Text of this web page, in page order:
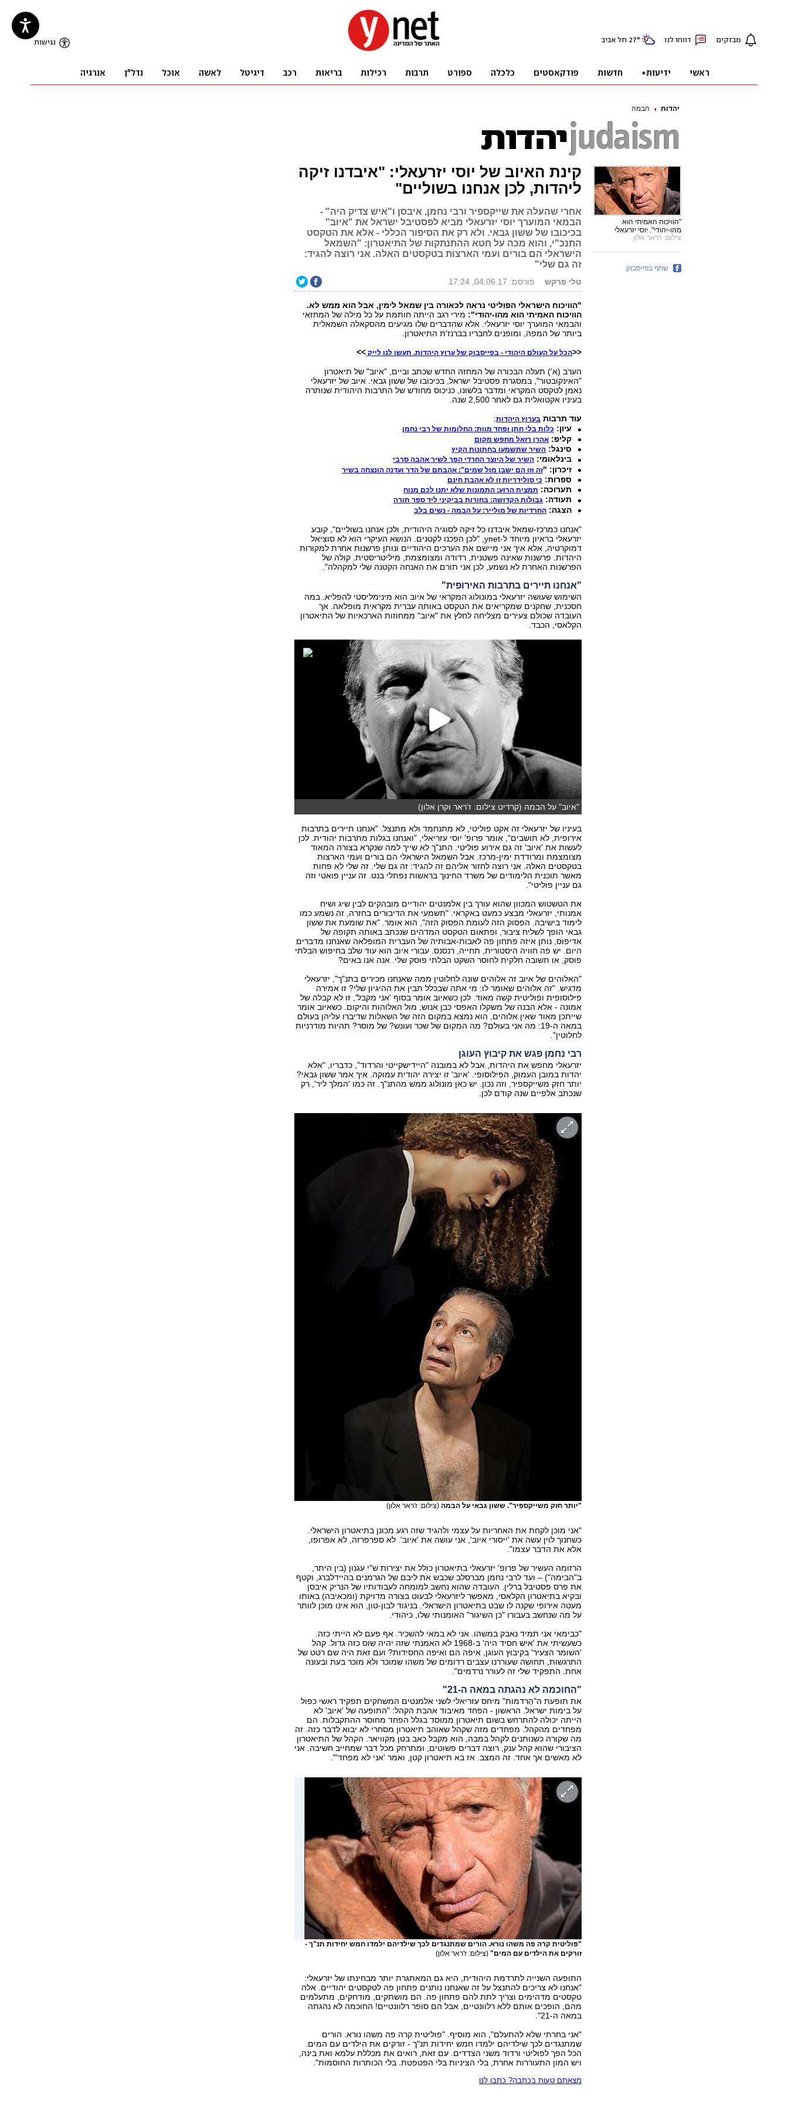
יהדות הבמה
קינת האיוב של יוסי יזרעאלי: "איבדנו זיקה
ליהדות, לכן אנחנו בשוליים"
אחרי שהעלה את שייקספיר ורבי נחמן, איבסן ו"איש צדיק היה" -
הבמאי המוערך יוסי יזרעאלי מביא לפסטיבל ישראל את "איוב"
בכיכובו של ששון גבאי. ולא רק את הסיפור הכללי - אלא את הטקסט
התנכ"י, והוא מכה על חטא ההתנתקות של התיאטרון: "השמאל
הישראלי הם בורים ועמי הארצות בטקסטים האלה. אני רוצה להגיד:
זה גם שלי"
טלי פרקש פורסם: 04.06.17, 17:24
"הוויכוח הישראלי הפוליטי נראה לכאורה בין שמאל לימין, אבל הוא ממש לא.
הוויכוח האמיתי הוא מהו-יהודי": מירי רגב הייתה חותמת על כל מילה של המחזאי
והבמאי המוערך יוסי יזרעאלי. אלא שהדברים שלו מגיעים מהסקאלה השמאלית
ביותר של המפה, ומופנים לחבריו בברנז'ת התיאטרון.
<<הכל על העולם היהודי - בפייסבוק של ערוץ היהדות. תעשו לנו לייק >>
הערב (א') תעלה הבכורה של המחזה החדש שכתב וביים, "איוב" של תיאטרון
"האינקובטור", במסגרת פסטיבל ישראל, בכיכובו של ששון גבאי. איוב של יזרעאלי
נאמן לטקסט המקראי ומדבר בלשונו, כניכוס מחודש של התרבות היהודית שנותרה
בעיניו אקטואלית גם לאחר 2,500 שנה.
עוד תרבות בערוץ היהדות:
עיון: כלות בלי חתן ופחד מוות: החלומות של רבי נחמן
קליפ: אהרן רזאל מחפש מקום
סינגל: השיר שתשמעו בחתונות הקיץ
בינלאומי: השיר של היוצר החרדי הפך לשיר אהבה סרבי
זיכרון: "זה וזו הם ישבו מול שמים": אהבתם של הדר ועדנה הונצחה בשיר
ספרות: כי סולידריות זו לא אהבת חינם
תערוכה: תמצית הרוע: התמונות שלא יתנו לכם מנוח
תעודה: גבולות הקדושה: בחורות בביקיני ליד ספר תורה
הצגה: החרדיות של מולייר: על הבמה - נשים בלב
"אנחנו כמרכז-שמאל איבדנו כל זיקה לסוגיה היהודית, ולכן אנחנו בשוליים", קובע
יזרעאלי בראיון מיוחד ל-ynet, "לכן הפכנו לקטנים. הנושא העיקרי הוא לא סוציאל
דמוקרטיה, אלא איך אני מיישם את הערכים היהודיים ונותן פרשנות אחרת למקורות
היהדות. פרשנות שאינה פשטנית, רדודה ומצומצמת, מיליטריסטית. קולה של
הפרשנות האחרת לא נשמע, לכן אני תורם את האנחה הקטנה שלי למקהלה".
"אנחנו תיירים בתרבות האירופית"
השימוש שעושה יזרעאלי במונולוג המקראי של איוב הוא מינימליסטי להפליא. במה
חסכנית, שחקנים שמקריאים את הטקסט באותה עברית מקראית מופלאה. אך
העובדה שכולם צעירים מצליחה לחלץ את "איוב" ממחוזות הארכאיות של התיאטרון
הקלאסי, הכבד.
"איוב" על הבמה (קרדיט צילום: ז'ראר וקרן אלון)
בעיניו של יזרעאלי זה אקט פוליטי, לא מתנחמד ולא מתנצל. "אנחנו תיירים בתרבות
אירופית, לא תושבים", אומר פרופ' יוסי עזריאלי, "ואנחנו בגלות מתרבות יהודית. לכן
לעשות את 'איוב' זה גם אירוע פוליטי. התנ"ך לא שייך למה שנקרא בצורה המאוד
מצומצמת ומרודדת ימין-מרכז. אבל השמאל הישראלי הם בורים ועמי הארצות
בטקסטים האלה. אני רוצה לחזור אליהם זה להגיד: זה גם שלי. זה שלי לא פחות
מאשר תוכנית הלימודים של משרד החינוך בראשות נפתלי בנט. זה עניין פואטי וזה
גם עניין פוליטי".
את הטשטוש המכוון שהוא עורך בין אלמנטים יהודיים מובהקים לבין שיג ושיח
אמנותי, יזרעאלי מבצע כמעט באקראי. "תשמעי את הדיבורים בחזרה, זה נשמע כמו
לימוד בישיבה. הפסוק הזה לעומת הפסוק הזה", הוא אומר. "את שומעת את ששון
גבאי הופך לשליח ציבור, ופתאום הטקסט המדהים שנכתב באותה תקופה של
אדיפוס, נותן איזה פתחון פה לאבות-אבותיה של העברית המופלאה שאנחנו מדברים
היום. יש פה חוויה היסטורית, תחייה, רנסנס. עבורי איוב הוא עוד שלב בחיפוש הבלתי
פוסק, או תשובה חלקית לחוסר השקט הבלתי פוסק שלי. אנה אנו באים?
"האלוהים של איוב זה אלוהים שונה לחלוטין ממה שאנחנו מכירים בתנ"ך", יזרעאלי
מדגיש. "זה אלוהים שאומר לו: מי אתה שבכלל תבין את ההיגיון שלי? זו אמירה
פילוסופית ופוליטית קשה מאוד. לכן כשאיוב אומר בסוף 'אני מקבל', זו לא קבלה של
אמונה - אלא הבנה של משקלו האפסי כבן אנוש, מול האלוהות והיקום. כשאיוב אומר
שייתכן מאוד שאין אלוהים, הוא נמצא במקום הזה של השאלות שדיברו עליהן בעולם
במאה ה-19: מה אני בעולם? מה המקום של שכר ועונש? של מוסר? תהיות מודרניות
לחלוטין".
רבי נחמן פגש את קיבוץ העוגן
יזרעאלי מחפש את היהדות, אבל לא במובנה "היידישקייטי והרדוד", כדבריו, "אלא
יהדות במובן העמוק, הפילוסופי. 'איוב' זו יצירה יהודית עמוקה. איך אמר ששון גבאי?
יותר חזק משייקספיר, וזה נכון. יש כאן מונולוג ממש מהתנ"ך. זה כמו 'המלך ליר', רק
שנכתב אלפיים שנה קודם לכן.
"יותר חזק משייקספיר". ששון גבאי על הבמה (צילום: ז'ראר אלון)
"אני מוכן לקחת את האחריות על עצמי ולהגיד שזה רגע מכונן בתיאטרון הישראלי.
כשחנוך לוין עשה את 'ייסורי איוב', אני עושה את 'איוב'. לא ספרפרזה, לא אפרופו,
אלא את הדבר עצמו".
הרזומה העשיר של פרופ' יזרעאלי בתיאטרון כולל את יצירות ש"י עגנון (בין היתר,
ב"הבימה") – ועד לרבי נחמן מברסלב שכבש את ליבם של הגרמנים בהיידלברג, וקטף
את פרס פסטיבל ברלין. העובדה שהוא נחשב למומחה לעבודותיו של הנריק איבסן
ובקיא בתיאטרון הקלאסי, מאפשר ליזרעאלי לבעוט בצורה מדויקת (ומכאיבה) באותו
מעטה אירופי שקנה לו שבט בתיאטרון הישראלי. בניגוד לבון-טון, הוא אינו מוכן לוותר
על מה שנחשב בעבורו "כן השיגור" האומנותי שלו, כיהודי.
"כבימאי אני תמיד נאבק במשהו. אני לא במאי להשכיר. אף פעם לא הייתי כזה.
כשעשיתי את 'איש חסיד היה' ב-1968 לא האמנתי שזה יהיה שוס כזה גדול. קהל
'השומר הצעיר' בקיבוץ העוגן, איפה הם ואיפה החסידות? ועם זאת היה שם רטט של
התרגשות, תחושה שעוררנו עצבים רדומים של משהו שמוכר ולא מוכר בעת ובעונה
אחת. התפקיד שלי זה לעורר נרדמים".
"החוכמה לא נהגתה במאה ה-21"
את תופעת ה"הֵרדמות" מיחס עזריאלי לשני אלמנטים המשחקים תפקיד ראשי כפול
על בימות ישראל. הראשון - הפחד מאיבוד אהבת הקהל: "התופעה של 'איוב' לא
הייתה יכולה להתרחש בשום תיאטרון ממוסד בגלל הפחד מחוסר ההתקבלות. הם
מפחדים מהקהל. מפחדים מזה שקהל שאוהב תיאטרון מסחרי לא יבוא לדבר כזה. זה
מה שקורה כשנותנים לקהל במבה, הוא מקבל כאב בטן מקוויאר. הקהל של התיאטרון
הציבורי שהוא קהל ענק, רוצה דברים פשוטים, ומתרחק מכל דבר שמחייב חשיבה. אני
לא מאשים אך אחד. זה המצב. אז בא תיאטרון קטן, ואמר 'אני לא מפחד'".
"פוליטית קרה פה משהו נורא. הורים שמתנגדים לכך שילדיהם ילמדו חמש יחידות תנ"ך -
זורקים את הילדים עם המים" (צילום: ז'ראר אלון)
התופעה השנייה לתרדמת היהודית, היא גם המאתגרת יותר מבחינתו של יזרעאלי:
"אנחנו לא צריכים להתנצל על זה שאנחנו נותנים פתחון פה לטקסטים יהודיים. אלה
טקסטים מדהימים וצריך לתת להם פתחון פה. הם מושתקים, מודחקים, מתעלמים
מהם, הופכים אותם ללא רלוונטיים, אבל הם סופר רלוונטיים! החוכמה לא נהגתה
במאה ה-21".
"אני בחרתי שלא להתעלם", הוא מוסיף. "פוליטית קרה פה משהו נורא. הורים
שמתנגדים לכך שילדיהם ילמדו חמש יחידות תנ"ך - זורקים את הילדים עם המים.
הכל הפך לפוליטי ורדוד משני הצדדים. עם זאת, רואים את מכללת עלמא ואת בינה,
ויש המון התעוררות אחרת, בלי הציניות בלי הפטפטת. בלי הכותרות החוסמות".
מצאתם טעות בכתבה? כתבו לנו
"הוויכוח האמיתי הוא
מהו-יהודי". יוסי יזרעאלי
צילום: ז'ראר אלון
שתף בפייסבוק